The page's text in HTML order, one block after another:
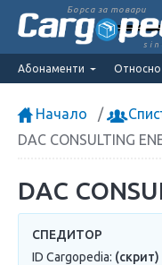
Борса за товари
Абонаменти Относно
Начало
DAC CONSULTING
DAC
СПЕДИТОР
ID Cargopedia: (скрит)